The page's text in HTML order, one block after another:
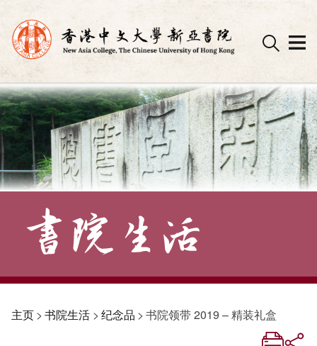
Skip
to
content
主页> 书院生活 > 纪念品 > 书院领带 2019 – 精装礼盒